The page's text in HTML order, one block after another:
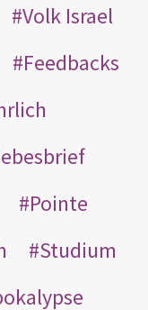
Volk Israel
Feedbacks
Pointe
Studium